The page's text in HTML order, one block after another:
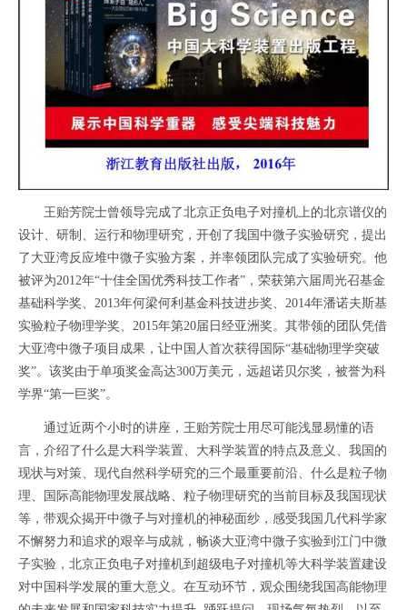
王贻芳院士曾领导完成了北京正负电子对撞机上的北京谱仪的
设计、研制、运行和物理研究，开创了我国中微子实验研究，提出
了大亚湾反应堆中微子实验方案，并率领团队完成了实验研究。他
被评为2012年“十佳全国优秀科技工作者”，荣获第六届周光召基金
基础科学奖、2013年何梁何利基金科技进步奖、2014年潘诺夫斯基
实验粒子物理学奖、2015年第20届日经亚洲奖。其带领的团队凭借
大亚湾中微子项目成果，让中国人首次获得国际“基础物理学突破
奖”。该奖由于单项奖金高达300万美元，远超诺贝尔奖，被誉为科
学界“第一巨奖”。
通过近两个小时的讲座，王贻芳院士用尽可能浅显易懂的语
言，介绍了什么是大科学装置、大科学装置的特点及意义、我国的
现状与对策、现代自然科学研究的三个最重要前沿、什么是粒子物
理、国际高能物理发展战略、粒子物理研究的当前目标及我国现状
等，带观众揭开中微子与对撞机的神秘面纱，感受我国几代科学家
不懈努力和追求的艰辛与成就，畅谈大亚湾中微子实验到江门中微
子实验，北京正负电子对撞机到超级电子对撞机等大科学装置建设
对中国科学发展的重大意义。在互动环节，观众围绕我国高能物理